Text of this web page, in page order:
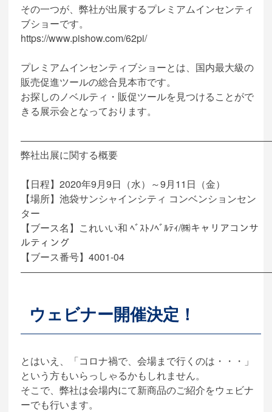
その一つが、弊社が出展するプレミアムインセンティ
ブショーです。
https://www.pishow.com/62pi/
プレミアムインセンティブショーとは、国内最大級の
販売促進ツールの総合見本市です。
お探しのノベルティ・販促ツールを見つけることがで
きる展示会となっております。
弊社出展に関する概要
【日程】2020年9月9日（水）～9月11日（金）
【場所】池袋サンシャインシティ コンベンションセン
ター
【ブース名】これいい和 ﾍﾞｽﾄﾉﾍﾞﾙﾃｨ/㈱キャリアコンサ
ルティング
【ブース番号】4001-04
ウェビナー開催決定！
とはいえ、「コロナ禍で、会場まで行くのは・・・」
という方もいらっしゃるかもしれません。
そこで、弊社は会場内にて新商品のご紹介をウェビナ
ーでも行います。